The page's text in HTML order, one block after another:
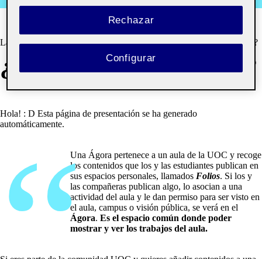
Laboratorio de herramientas de portfolio aula 3» ¿Qué es una Ágora?
¿QUÉ ES UNA ÁGORA?
Hola! : D Esta página de presentación se ha generado
automáticamente.
Una Ágora pertenece a un aula de la UOC y recoge
los contenidos que los y las estudiantes publican en
sus espacios personales, llamados Folios. Si los y
las compañeras publican algo, lo asocian a una
actividad del aula y le dan permiso para ser visto en
el aula, campus o visión pública, se verá en el
Ágora. Es el espacio común donde poder
mostrar y ver los trabajos del aula.
Rechazar
Configurar